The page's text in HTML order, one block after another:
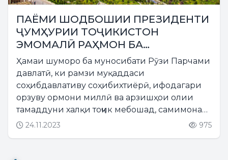
ПАЁМИ ШОДБОШИИ ПРЕЗИДЕНТИ
ҶУМҲУРИИ ТОҶИКИСТОН
ЭМОМАЛӢ РАҲМОН БА
МУНОСИБАТИ РӮЗИ ПАРЧАМИ
ДАВЛАТӢ
Ҳамаи шуморо ба муносибати Рӯзи Парчами
давлатӣ, ки рамзи муқаддаси
соҳибдавлативу соҳибихтиёрӣ, ифодагари
орзуву ормони миллӣ ва арзишҳои олии
тамаддуни халқи тоҷик мебошад, самимона
табрик мегӯям....
24.11.2023 975